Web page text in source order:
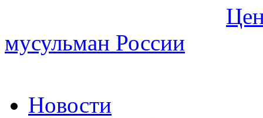
мусульман России
Новости